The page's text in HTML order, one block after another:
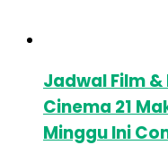
Jadwal Film &
Cinema 21
Minggu Ini